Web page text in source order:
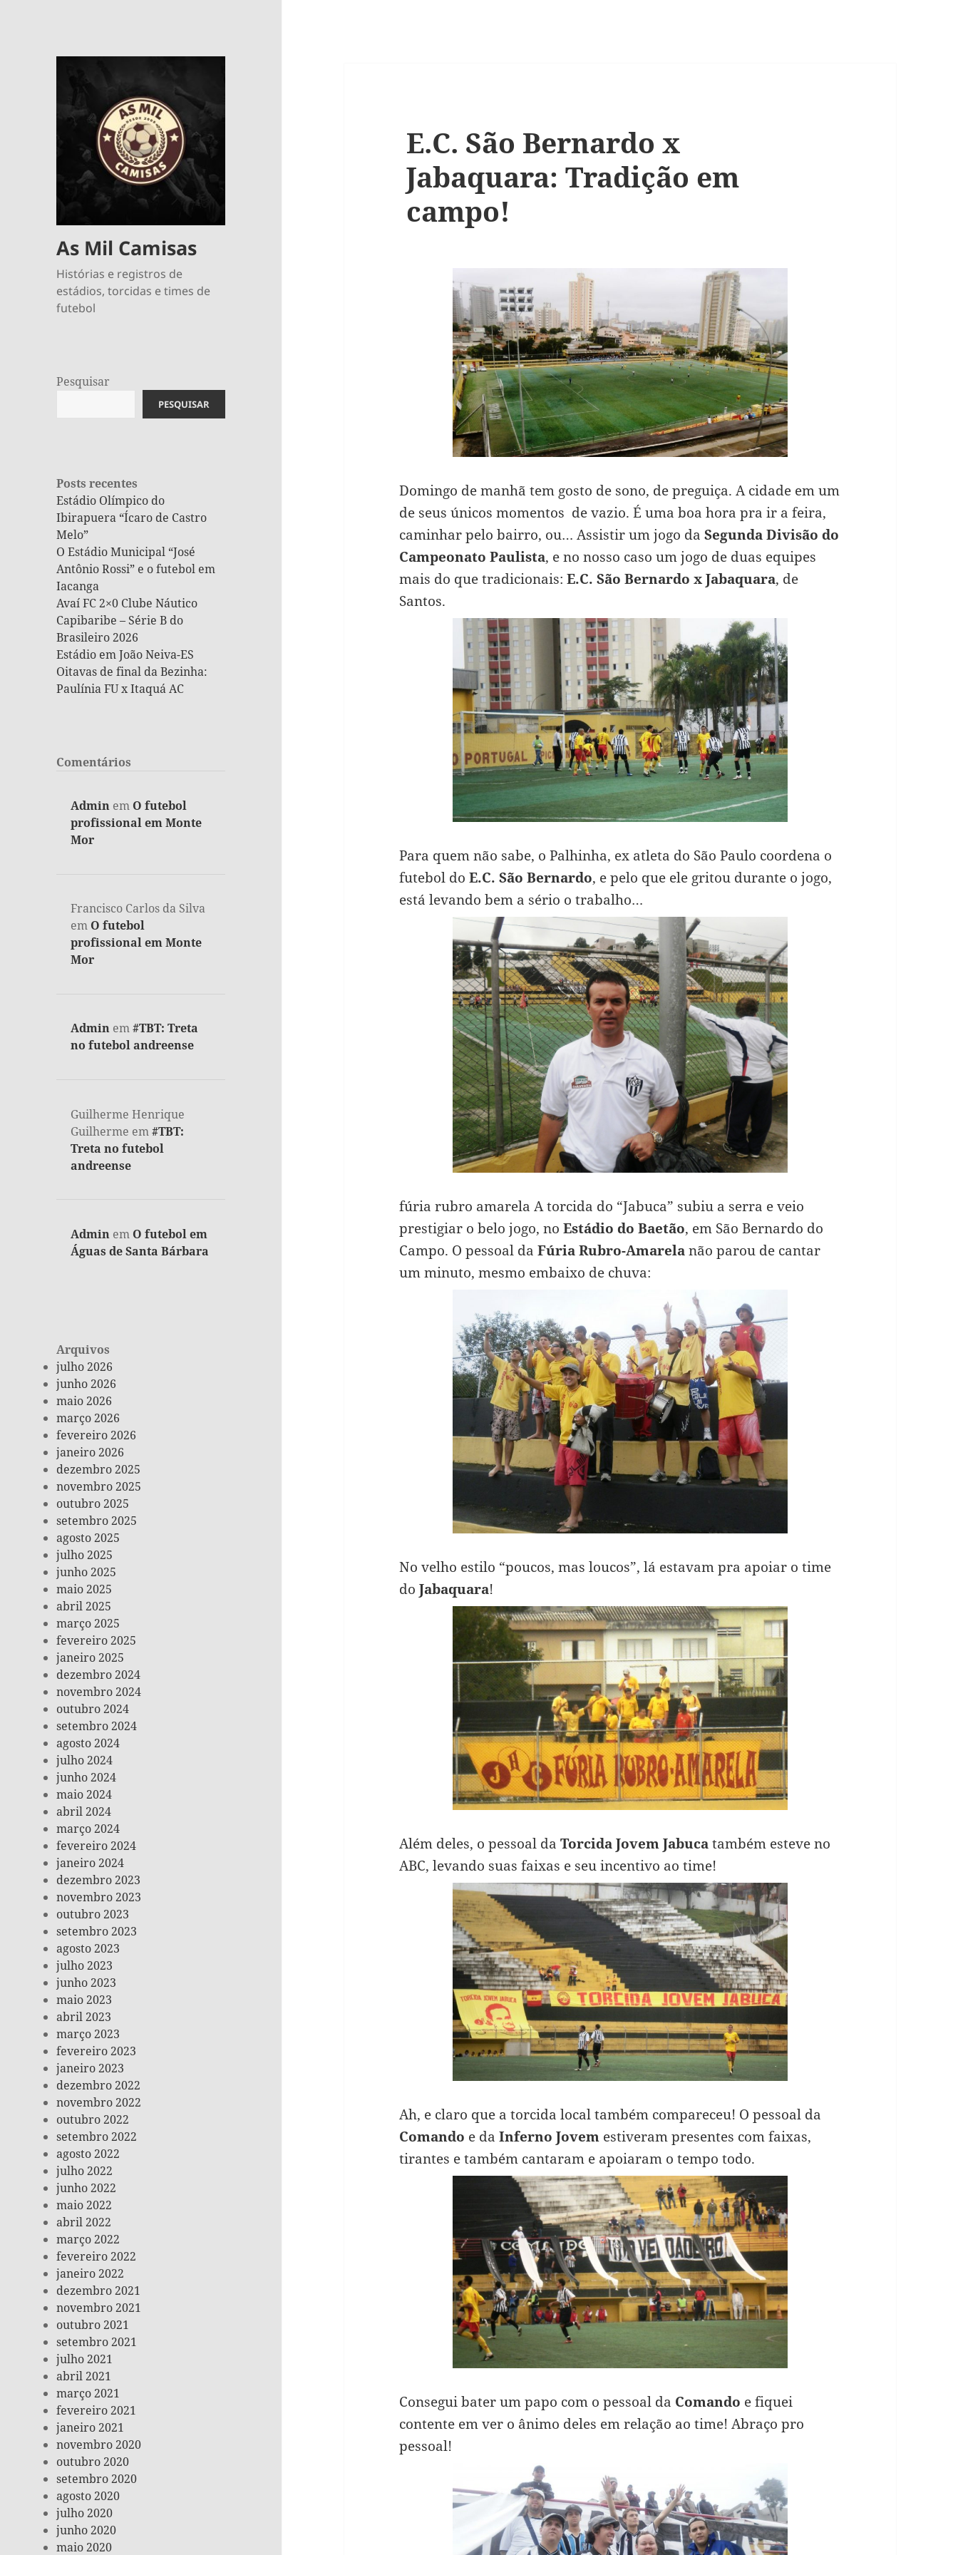
As Mil Camisas
Histórias e registros de
estádios, torcidas e times de
futebol
Pesquisar
PESQUISAR
Posts recentes
Estádio Olímpico do
Ibirapuera “Ícaro de Castro
Melo”
O Estádio Municipal “José
Antônio Rossi” e o futebol em
Iacanga
Avaí FC 2×0 Clube Náutico
Capibaribe – Série B do
Brasileiro 2026
Estádio em João Neiva-ES
Oitavas de final da Bezinha:
Paulínia FU x Itaquá AC
Comentários
Admin em O futebol
profissional em Monte
Mor
Francisco Carlos da Silva
em O futebol
profissional em Monte
Mor
Admin em#TBT: Treta
no futebol andreense
Guilherme Henrique
Guilherme em#TBT:
Treta no futebol
andreense
Admin em O futebol em
Águas de Santa Bárbara
Arquivos
julho 2026
junho 2026
maio 2026
março 2026
fevereiro 2026
janeiro 2026
dezembro 2025
novembro 2025
outubro 2025
setembro 2025
agosto 2025
julho 2025
junho 2025
maio 2025
abril 2025
março 2025
fevereiro 2025
janeiro 2025
dezembro 2024
novembro 2024
outubro 2024
setembro 2024
agosto 2024
julho 2024
junho 2024
maio 2024
abril 2024
março 2024
fevereiro 2024
janeiro 2024
dezembro 2023
novembro 2023
outubro 2023
setembro 2023
agosto 2023
julho 2023
junho 2023
maio 2023
abril 2023
março 2023
fevereiro 2023
janeiro 2023
dezembro 2022
novembro 2022
outubro 2022
setembro 2022
agosto 2022
julho 2022
junho 2022
maio 2022
abril 2022
março 2022
fevereiro 2022
janeiro 2022
dezembro 2021
novembro 2021
outubro 2021
setembro 2021
julho 2021
abril 2021
março 2021
fevereiro 2021
janeiro 2021
novembro 2020
outubro 2020
setembro 2020
agosto 2020
julho 2020
junho 2020
maio 2020
E.C. São Bernardo x
Jabaquara: Tradição em
campo!
Domingo de manhã tem gosto de sono, de preguiça. A cidade em um
de seus únicos momentos de vazio. É uma boa hora pra ir a feira,
caminhar pelo bairro, ou… Assistir um jogo daSegunda Divisão do
Campeonato Paulista, e no nosso caso um jogo de duas equipes
mais do que tradicionais:E.C. São Bernardo x Jabaquara, de
Santos.
Para quem não sabe, o Palhinha, ex atleta do São Paulo coordena o
futebol doE.C. São Bernardo, e pelo que ele gritou durante o jogo,
está levando bem a sério o trabalho…
fúria rubro amarela A torcida do “Jabuca” subiu a serra e veio
prestigiar o belo jogo, noEstádio do Baetão, em São Bernardo do
Campo. O pessoal daFúria Rubro-Amarelanão parou de cantar
um minuto, mesmo embaixo de chuva:
No velho estilo “poucos, mas loucos”, lá estavam pra apoiar o time
doJabaquara!
Além deles, o pessoal daTorcida Jovem Jabucatambém esteve no
ABC, levando suas faixas e seu incentivo ao time!
Ah, e claro que a torcida local também compareceu! O pessoal da
Comando e da Inferno Jovem estiveram presentes com faixas,
tirantes e também cantaram e apoiaram o tempo todo.
Consegui bater um papo com o pessoal da Comando e fiquei
contente em ver o ânimo deles em relação ao time! Abraço pro
pessoal!